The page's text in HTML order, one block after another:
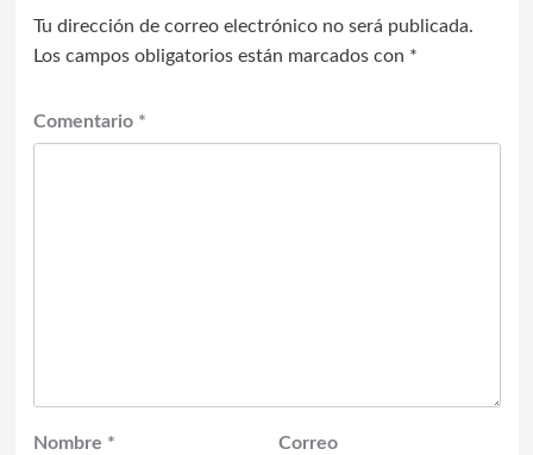
Tu dirección de correo electrónico no será publicada.
Los campos obligatorios están marcados con *
Comentario *
Nombre *
Correo